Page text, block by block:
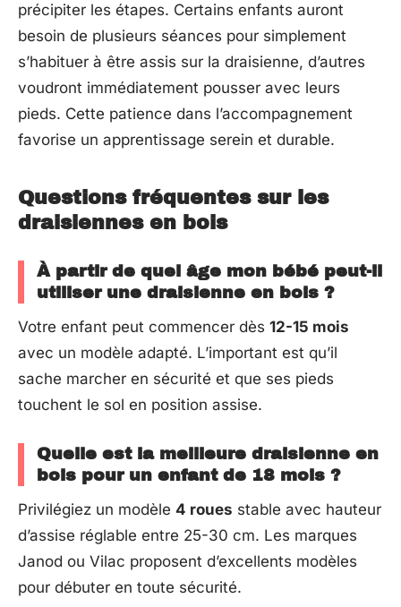
précipiter les étapes. Certains enfants auront
besoin de plusieurs séances pour simplement
s’habituer à être assis sur la draisienne, d’autres
voudront immédiatement pousser avec leurs
pieds. Cette patience dans l’accompagnement
favorise un apprentissage serein et durable.
Questions fréquentes sur les
draisiennes en bois
À partir de quel âge mon bébé peut-il
utiliser une draisienne en bois ?
Votre enfant peut commencer dès 12-15 mois
avec un modèle adapté. L’important est qu’il
sache marcher en sécurité et que ses pieds
touchent le sol en position assise.
Quelle est la meilleure draisienne en
bois pour un enfant de 18 mois ?
Privilégiez un modèle 4 roues stable avec hauteur
d’assise réglable entre 25-30 cm. Les marques
Janod ou Vilac proposent d’excellents modèles
pour débuter en toute sécurité.